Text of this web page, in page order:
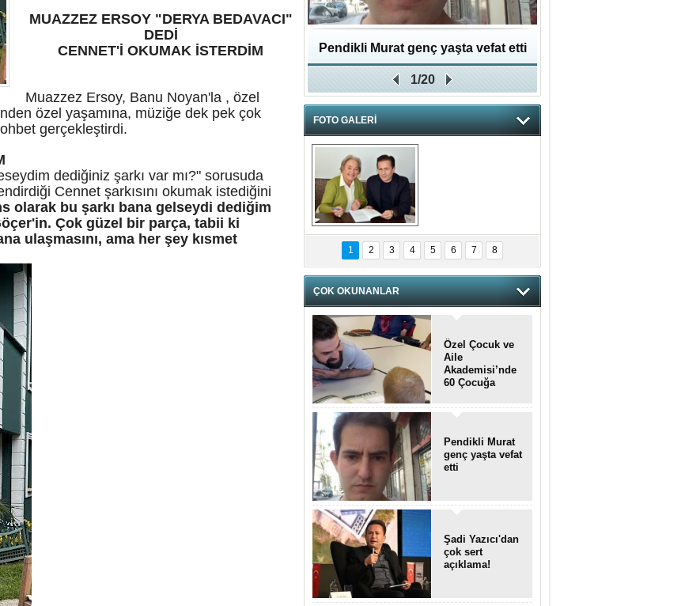
MUAZZEZ ERSOY "DERYA BEDAVACI"
DEDİ
CENNET'İ OKUMAK İSTERDİM
Muazzez Ersoy, Banu Noyan'la , özel
özel yaşamına, müziğe dek pek çok
gerçekleştirdi.
dediğiniz şarkı var mı?" sorusuda
Cennet şarkısını okumak istediğini
olarak bu şarkı bana gelseydi dediğim
Çok güzel bir parça, tabii ki
ulaşmasını, ama her şey kısmet
Pendikli Murat genç yaşta vefat etti
1/20
FOTO GALERİ
hnzzzna
1 2 3 4 5 6 7 8
ÇOK OKUNANLAR
Özel Çocuk ve
Aile
Akademisi’nde
60 Çocuğa
Pendikli Murat
genç yaşta vefat
etti
Şadi Yazıcı'dan
çok sert
açıklama!